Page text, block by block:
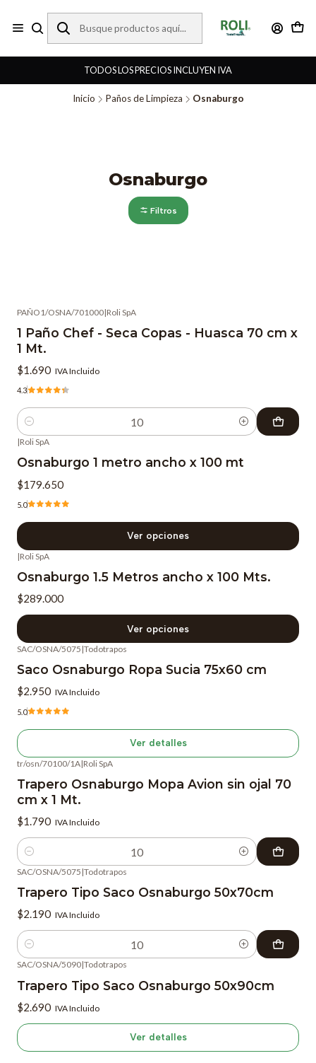
TODOS LOS PRECIOS INCLUYEN IVA
Inicio Paños de Limpieza Osnaburgo
Osnaburgo
Filtros
PAÑO1/OSNA/701000|Roli SpA
1 Paño Chef - Seca Copas - Huasca 70 cm x
1 Mt.
$1.690 IVA Incluido
4.3
Cantidad
|Roli SpA
Osnaburgo 1 metro ancho x 100 mt
$179.650
5.0
Ver opciones
|Roli SpA
Osnaburgo 1.5 Metros ancho x 100 Mts.
$289.000
Ver opciones
SAC/OSNA/5075 |Todotrapos
Saco Osnaburgo Ropa Sucia 75x60 cm
$2.950 IVA Incluido
5.0
Ver detalles
tr/osn/70100/1A|Roli SpA
Trapero Osnaburgo Mopa Avion sin ojal 70
cm x 1 Mt.
$1.790 IVA Incluido
Cantidad
SAC/OSNA/5075 |Todotrapos
Trapero Tipo Saco Osnaburgo 50x70cm
$2.190 IVA Incluido
Cantidad
SAC/OSNA/5090|Todotrapos
Trapero Tipo Saco Osnaburgo 50x90cm
$2.690 IVA Incluido
Ver detalles